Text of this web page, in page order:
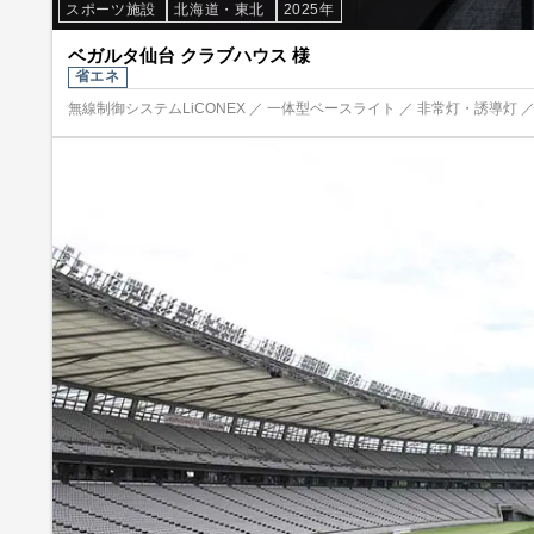
スポーツ施設 北海道・東北 2025年
ベガルタ仙台 クラブハウス 様
省エネ
無線制御システムLiCONEX ／ 一体型ベースライト ／ 非常灯・誘導灯